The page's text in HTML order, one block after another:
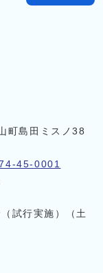
町島田ミスノ38
45-0001
試行実施）（土